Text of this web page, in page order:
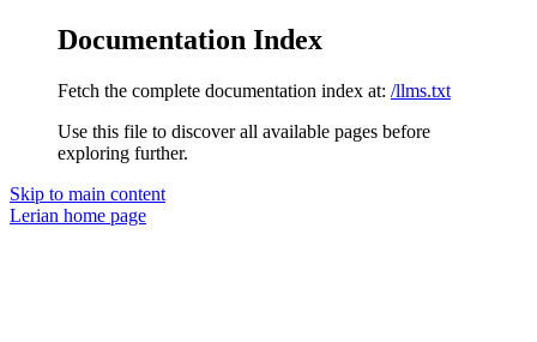
Documentation Index
Fetch the complete documentation index at: /llms.txt
Use this file to discover all available pages before
exploring further.
Skip to main content
Lerian home page